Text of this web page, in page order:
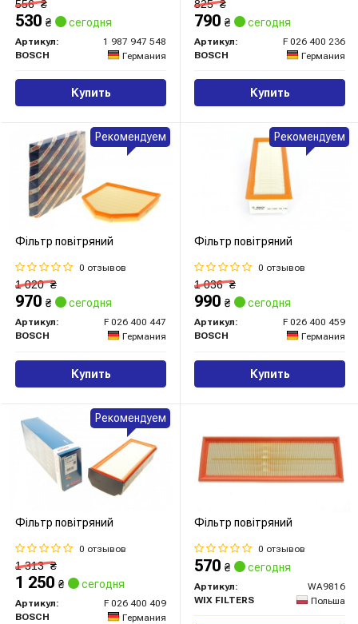
556₴
530 ₴ сегодня
Артикул:
1 987 947 548
BOSCH
Германия
Купить
825₴
790 ₴ сегодня
Артикул:
F 026 400 236
BOSCH
Германия
Купить
Фільтр повітряний
0 отзывов
1 020₴
970 ₴ сегодня
Артикул:
F 026 400 447
BOSCH
Германия
Купить
Рекомендуем
Фільтр повітряний
0 отзывов
1 036₴
990 ₴ сегодня
Артикул:
F 026 400 459
BOSCH
Германия
Купить
Рекомендуем
Фільтр повітряний
0 отзывов
1 313₴
1 250 ₴ сегодня
Артикул:
F 026 400 409
BOSCH
Германия
Рекомендуем
Фільтр повітряний
0 отзывов
570 ₴ сегодня
Артикул:
WA9816
WIX FILTERS
Польша